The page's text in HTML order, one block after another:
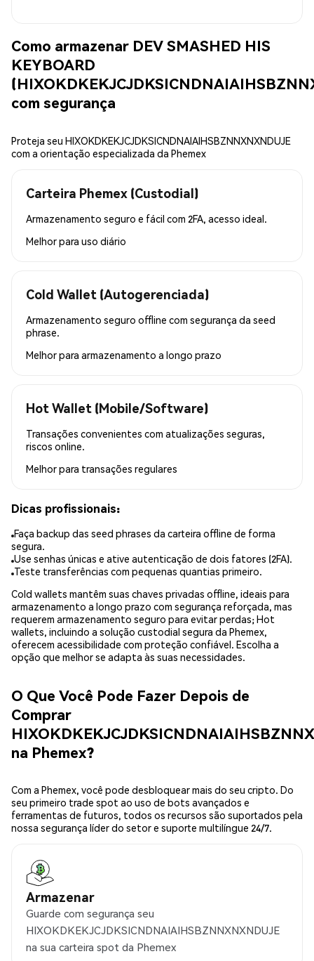
Como armazenar DEV SMASHED HIS
KEYBOARD
com segurança
Proteja seu HIXOKDKEKJCJDKSICNDNAIAIHSBZNNXNXNDUJE
com a orientação especializada da Phemex
Carteira Phemex (Custodial)
Armazenamento seguro e fácil com 2FA, acesso ideal.
Melhor para uso diário
Cold Wallet (Autogerenciada)
Armazenamento seguro offline com segurança da seed
phrase.
Melhor para armazenamento a longo prazo
Hot Wallet (Mobile/Software)
Transações convenientes com atualizações seguras,
riscos online.
Melhor para transações regulares
Dicas profissionais:
Faça backup das seed phrases da carteira offline de forma
segura.
Use senhas únicas e ative autenticação de dois fatores (2FA).
Teste transferências com pequenas quantias primeiro.
Cold wallets mantêm suas chaves privadas offline, ideais para
armazenamento a longo prazo com segurança reforçada, mas
requerem armazenamento seguro para evitar perdas; Hot
wallets, incluindo a solução custodial segura da Phemex,
oferecem acessibilidade com proteção confiável. Escolha a
opção que melhor se adapta às suas necessidades.
O Que Você Pode Fazer Depois de
Comprar
na Phemex?
Com a Phemex, você pode desbloquear mais do seu cripto. Do
seu primeiro trade spot ao uso de bots avançados e
ferramentas de futuros, todos os recursos são suportados pela
nossa segurança líder do setor e suporte multilíngue 24/7.
Armazenar
Guarde com segurança seu
HIXOKDKEKJCJDKSICNDNAIAIHSBZNNXNXNDUJE
na sua carteira spot da Phemex